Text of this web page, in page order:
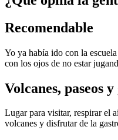
Recomendable
Yo ya había ido con la
con los ojos de no estar
Volcanes, paseos
Lugar para visitar, respirar el
volcanes y disfrutar de la